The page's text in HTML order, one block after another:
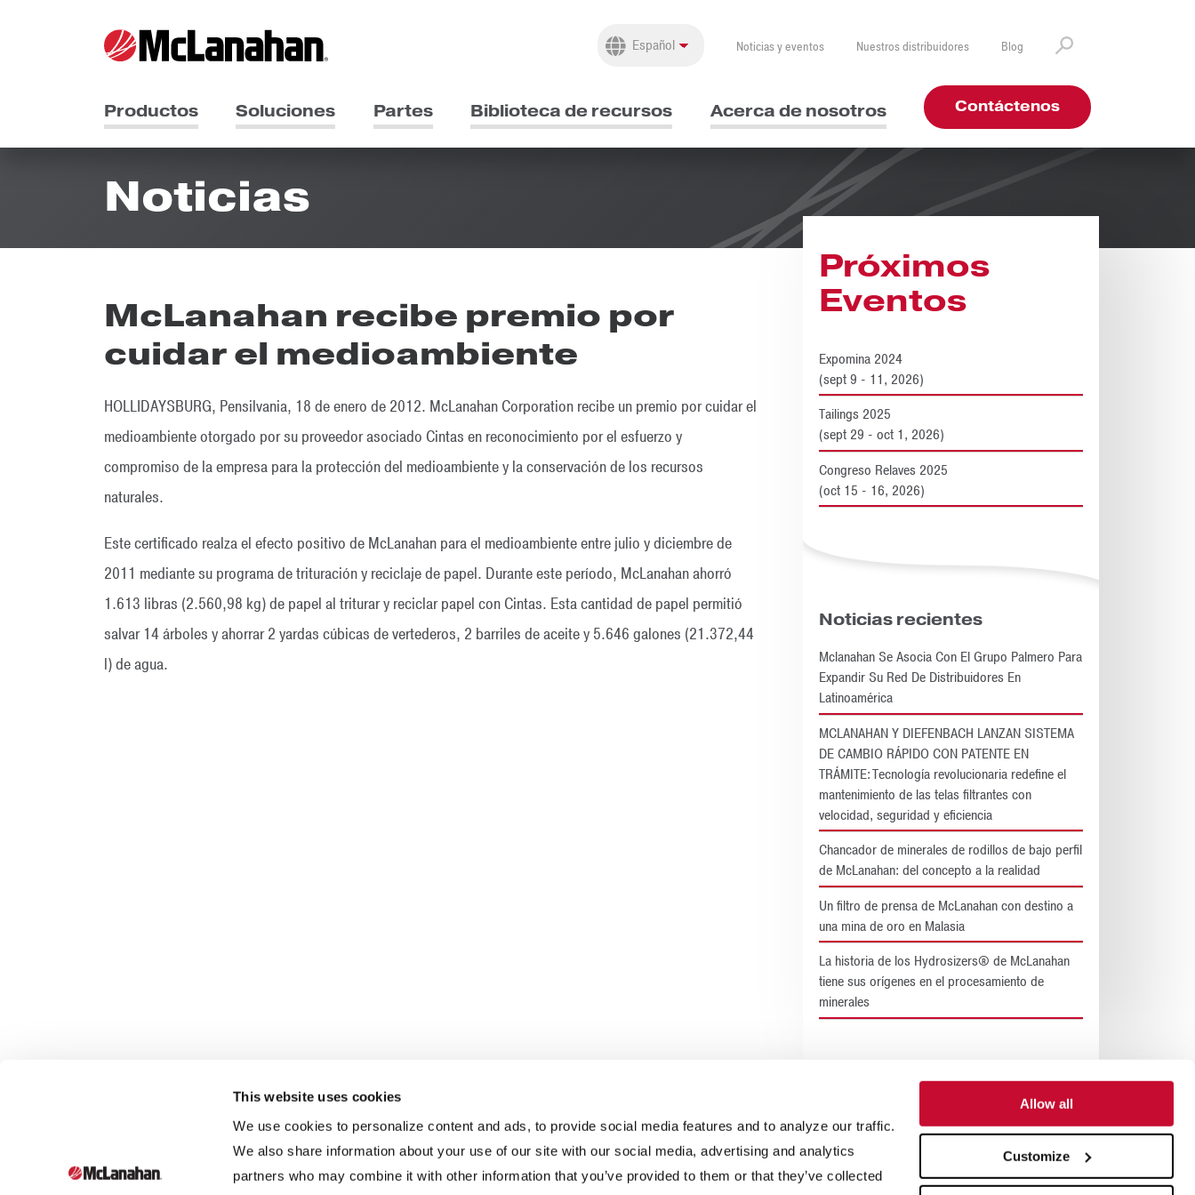
This website uses cookies
We use cookies to personalize content and ads, to provide social media features and to analyze our traffic.
We also share information about your use of our site with our social media, advertising and analytics
partners who may combine it with other information that you’ve provided to them or that they’ve collected
Allow all
Customize
Noticias y eventos Nuestros distribuidores Blog
Productos Soluciones Partes Biblioteca de recursos Acerca de nosotros Contáctenos
Noticias
McLanahan recibe premio por
cuidar el medioambiente
HOLLIDAYSBURG, Pensilvania, 18 de enero de 2012. McLanahan Corporation recibe un premio por cuidar el
medioambiente otorgado por su proveedor asociado Cintas en reconocimiento por el esfuerzo y
compromiso de la empresa para la protección del medioambiente y la conservación de los recursos
naturales.
Este certificado realza el efecto positivo de McLanahan para el medioambiente entre julio y diciembre de
2011 mediante su programa de trituración y reciclaje de papel. Durante este período, McLanahan ahorró
1.613 libras (2.560,98 kg) de papel al triturar y reciclar papel con Cintas. Esta cantidad de papel permitió
salvar 14 árboles y ahorrar 2 yardas cúbicas de vertederos, 2 barriles de aceite y 5.646 galones (21.372,44
l) de agua.
Próximos
Eventos
Expomina 2024
(sept 9 - 11, 2026)
Tailings 2025
(sept 29 - oct 1, 2026)
Congreso Relaves 2025
(oct 15 - 16, 2026)
Noticias recientes
Mclanahan Se Asocia Con El Grupo Palmero Para
Expandir Su Red De Distribuidores En
Latinoamérica
MCLANAHAN Y DIEFENBACH LANZAN SISTEMA
DE CAMBIO RÁPIDO CON PATENTE EN
TRÁMITE: Tecnología revolucionaria redefine el
mantenimiento de las telas filtrantes con
velocidad, seguridad y eficiencia
Chancador de minerales de rodillos de bajo perfil
de McLanahan: del concepto a la realidad
Un filtro de prensa de McLanahan con destino a
una mina de oro en Malasia
La historia de los Hydrosizers® de McLanahan
tiene sus orígenes en el procesamiento de
minerales
Áridos
Casos prácticos
Gestión de proyectos